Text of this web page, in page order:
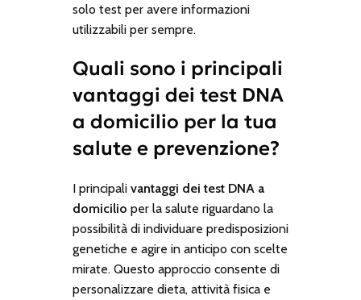
solo test per avere informazioni
utilizzabili per sempre.
Quali sono i principali
vantaggi dei test DNA
a domicilio per la tua
salute e prevenzione?
I principali vantaggi dei test DNA a
domicilio per la salute riguardano la
possibilità di individuare predisposizioni
genetiche e agire in anticipo con scelte
mirate. Questo approccio consente di
personalizzare dieta, attività fisica e